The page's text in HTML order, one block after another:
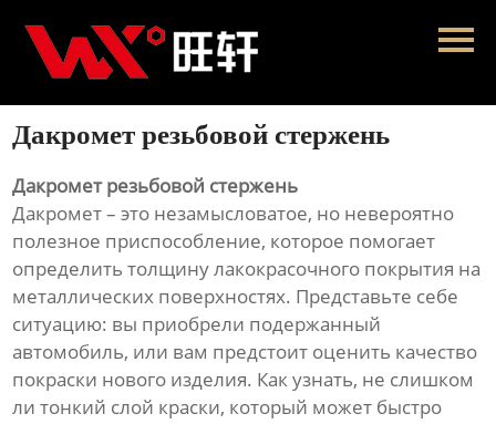
Главная
Продукция
Новости
О нас
Контакты
Дакромет резьбовой стержень
Дакромет резьбовой стержень
Дакромет – это незамысловатое, но невероятно
полезное приспособление, которое помогает
определить толщину лакокрасочного покрытия на
металлических поверхностях. Представьте себе
ситуацию: вы приобрели подержанный
автомобиль, или вам предстоит оценить качество
покраски нового изделия. Как узнать, не слишком
ли тонкий слой краски, который может быстро